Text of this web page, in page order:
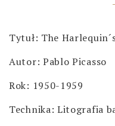
Tytuł: The
Autor: Pablo Picasso
Rok: 1950-1959
Technika: Litografia